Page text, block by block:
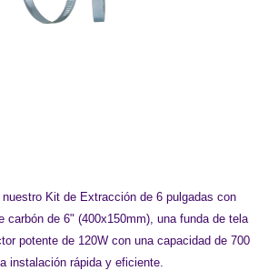
Kit de Extracción de 6 pulgadas con
de 6" (400x150mm), una funda de tela
potente de 120W con una capacidad de 700
instalación rápida y eficiente.